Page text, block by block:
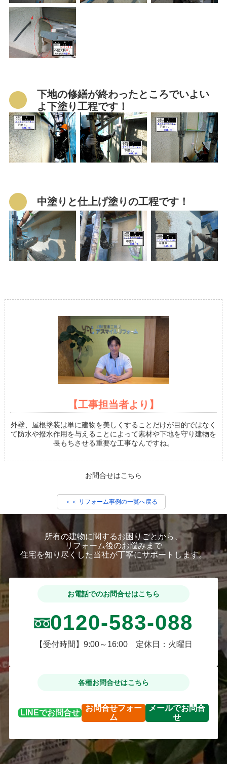
下地の修繕が終わったところでいよい
よ下塗り工程です！
中塗りと仕上げ塗りの工程です！
【工事担当者より】
外壁、屋根塗装は単に建物を美しくすることだけが目的ではなく
て防水や撥水作用を与えることによって素材や下地を守り建物を
長もちさせる重要な工事なんですね。
お問合せはこちら
＜＜ リフォーム事例の一覧へ戻る
所有の建物に関するお困りごとから、
リフォーム後のお悩みまで
住宅を知り尽くした当社が丁寧にサポートします。
お電話でのお問合せはこちら
0120-583-088
【受付時間】9:00～16:00 定休日：火曜日
各種お問合せはこちら
LINEでお問合せ
お問合せフォー
ム
メールでお問合
せ